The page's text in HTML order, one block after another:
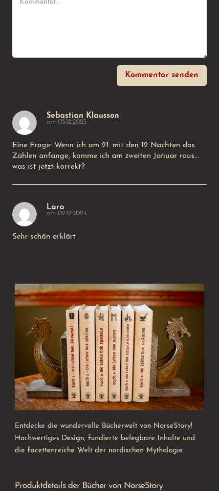
Kommentar senden
Sebastian Klausson
am 05.12.2025
Eine Frage: Wenn ich am 21. mit den 12 Nächten das
Zählen anfange, komme ich am zweiten Januar raus...
was ist jetzt korrekt?
Lara
am 02.12.2024
Sehr schön erklärt
Entdecke die wundervolle Bücherwelt von NorseStory!
Hochwertiges Design, fundierte belegbare Inhalte und
die facettenreiche Welt der nordischen Mythologie.
Produktdetails der Bücher von NorseStory